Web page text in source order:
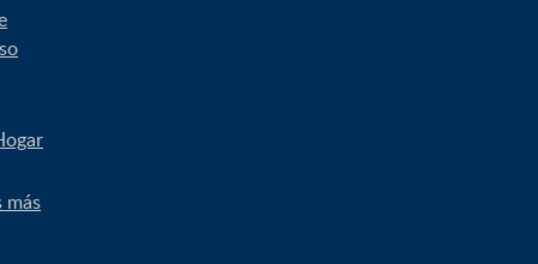
más